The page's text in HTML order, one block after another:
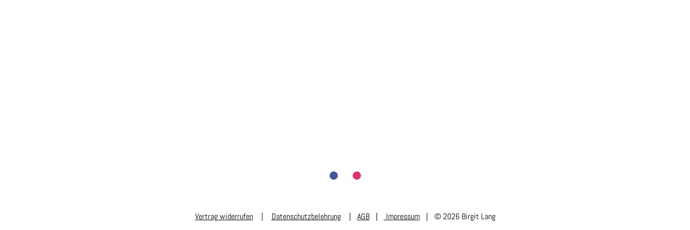
Vertrag widerrufen| Datenschutzbelehrung| AGB| Impressum| © 2026 Birgit Lang